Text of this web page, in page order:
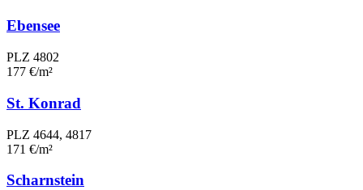
Ebensee
PLZ 4802
177 €/m²
St. Konrad
PLZ 4644, 4817
171 €/m²
Scharnstein